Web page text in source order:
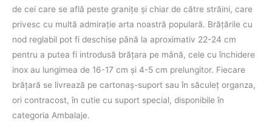
de cei care se află peste graniţe şi chiar de către străini, care
privesc cu multă admiraţie arta noastră populară. Brățările cu
nod reglabil pot fi deschise până la aproximativ 22-24 cm
pentru a putea fi introdusă brăţara pe mână, cele cu închidere
inox au lungimea de 16-17 cm și 4-5 cm prelungitor. Fiecare
brăţară se livrează pe cartonaş-suport sau în săculeţ organza,
ori contracost, în cutie cu suport special, disponibile în
categoria Ambalaje.